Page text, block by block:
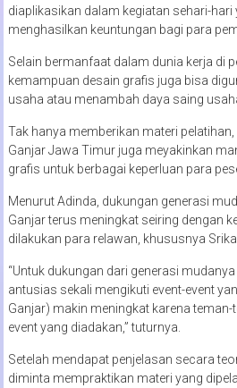
diaplikasikan dalam kegiatan sehari-
menghasilkan keuntungan bagi para
Selain bermanfaat dalam dunia kerja di
kemampuan desain grafis juga bisa
usaha atau menambah daya saing
Tak hanya memberikan materi
Ganjar Jawa Timur juga meyakinkan
grafis untuk berbagai keperluan para
Menurut Adinda, dukungan generasi
Ganjar terus meningkat seiring dengan
dilakukan para relawan, khususnya
“Untuk dukungan dari generasi
antusias sekali mengikuti event-event
Ganjar) makin meningkat karena
event yang diadakan,” tuturnya.
Setelah mendapat penjelasan secara
diminta mempraktikan materi yang